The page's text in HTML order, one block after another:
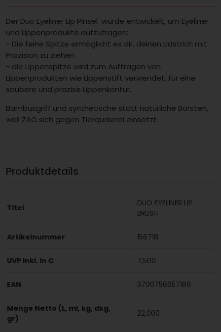
Der Duo Eyeliner Lip Pinsel wurde entwickelt, um Eyeliner
und Lippenprodukte aufzutragen:
- Die feine Spitze ermöglicht es dir, deinen Lidstrich mit
Präzision zu ziehen.
- die Lippenspitze wird zum Auftragen von
Lippenprodukten wie Lippenstift verwendet, für eine
saubere und präzise Lippenkontur.
Bambusgriff und synthetische statt natürliche Borsten,
weil ZAO sich gegen Tierquälerei einsetzt.
Produktdetails
Titel
DUO EYELINER LIP
BRUSH
Artikelnummer 156718
UVP inkl. in € 7,500
EAN 3700756657189
Menge Netto (L, ml, kg, dkg,
gr)
22,000